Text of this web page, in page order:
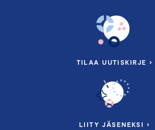
TILAA UUTISKIRJE ›
LIITY JÄSENEKSI ›